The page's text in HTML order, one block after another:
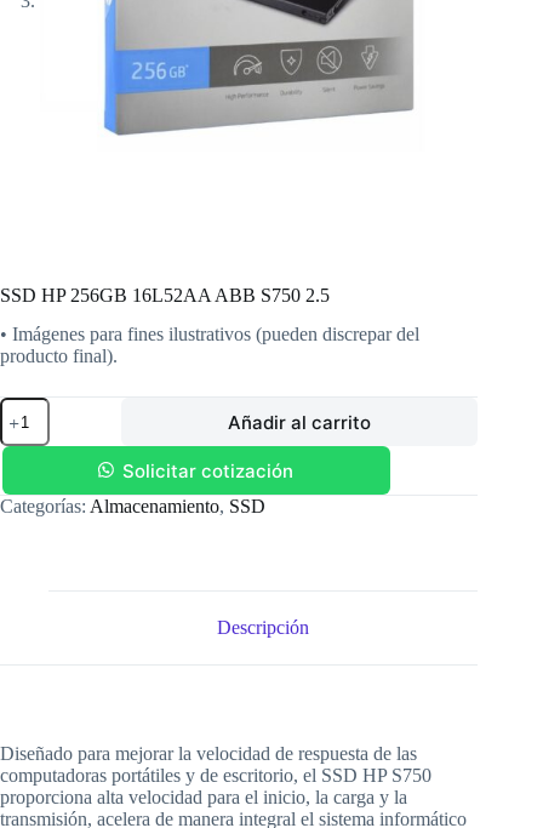
SSD HP 256GB 16L52AA ABB S750 2.5
• Imágenes para fines ilustrativos (pueden discrepar del
producto final).
SSD
HP
256GB
ABB
S750
Añadir al carrito
Solicitar cotización
Categorías: Almacenamiento, SSD
Descripción
Diseñado para mejorar la velocidad de respuesta de las
computadoras portátiles y de escritorio, el SSD HP S750
proporciona alta velocidad para el inicio, la carga y la
transmisión, acelera de manera integral el sistema informático